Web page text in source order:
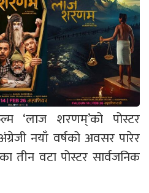
‘लाज शरणम्’को पोस्टर
नयाँ वर्षको अवसर पारेर
तीन वटा पोस्टर सार्वजनिक